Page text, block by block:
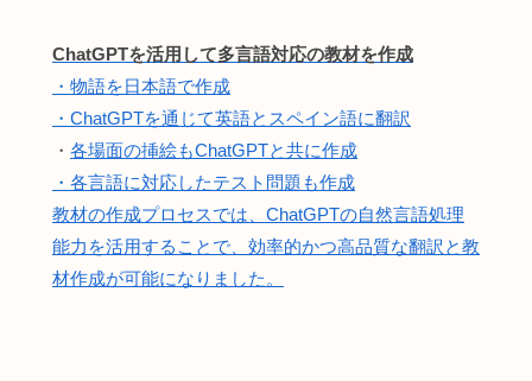
ChatGPTを活用して多言語対応の教材を作成
・物語を日本語で作成
・ChatGPTを通じて英語とスペイン語に翻訳
・ 各場面の挿絵もChatGPTと共に作成
・各言語に対応したテスト問題も作成
教材の作成プロセスでは、ChatGPTの自然言語処理
能力を活用することで、効率的かつ高品質な翻訳と教
材作成が可能になりました。